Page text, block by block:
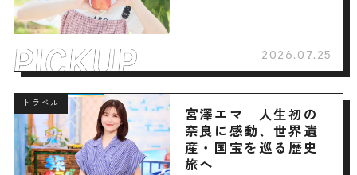
2026.07.25
トラベル
宮澤エマ 人生初の
奈良に感動、世界遺
産・国宝を巡る歴史
旅へ